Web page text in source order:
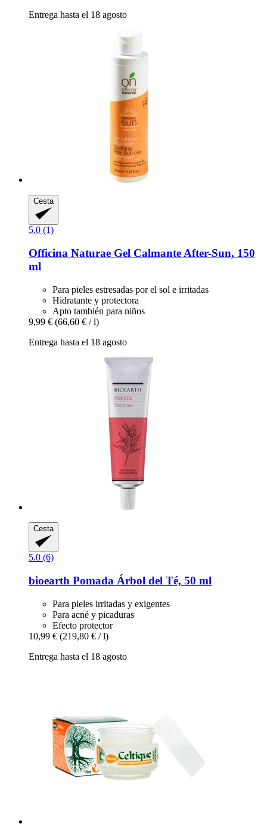
Entrega hasta el 18 agosto
Cesta
5.0 (1)
Officina Naturae Gel Calmante After-​Sun, 150
ml
Para pieles estresadas por el sol e irritadas
Hidratante y protectora
Apto también para niños
9,99 € (66,60 € / l)
Entrega hasta el 18 agosto
Cesta
5.0 (6)
bioearth Pomada Árbol del Té, 50 ml
Para pieles irritadas y exigentes
Para acné y picaduras
Efecto protector
10,99 € (219,80 € / l)
Entrega hasta el 18 agosto